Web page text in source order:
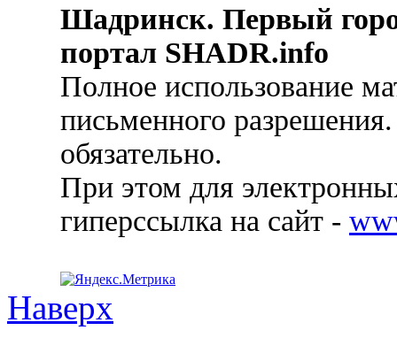
Шадринск. Первый
портал SHADR.info
Полное использование
письменного
обязательно.
При этом для
гиперссылка на сайт -
Наверх